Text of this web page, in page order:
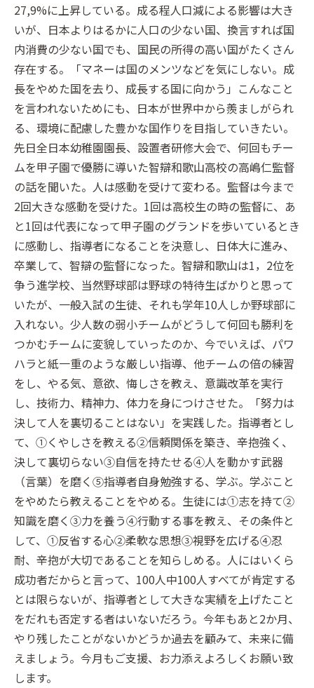
27,9%に上昇している。成る程人口減による影響は大き
いが、日本よりはるかに人口の少ない国、換言すれば国
内消費の少ない国でも、国民の所得の高い国がたくさん
存在する。「マネーは国のメンツなどを気にしない。成
長をやめた国を去り、成長する国に向かう」こんなこと
を言われないためにも、日本が世界中から羨ましがられ
る、環境に配慮した豊かな国作りを目指していきたい。
先日全日本幼稚園園長、設置者研修大会で、何回もチー
ムを甲子園で優勝に導いた智辯和歌山高校の高嶋仁監督
の話を聞いた。人は感動を受けて変わる。監督は今まで
2回大きな感動を受けた。1回は高校生の時の監督に、あ
と1回は代表になって甲子園のグランドを歩いているとき
に感動し、指導者になることを決意し、日体大に進み、
卒業して、智辯の監督になった。智辯和歌山は1，2位を
争う進学校、当然野球部は野球の特待生ばかりと思って
いたが、一般入試の生徒、それも学年10人しか野球部に
入れない。少人数の弱小チームがどうして何回も勝利を
つかむチームに変貌していったのか、今でいえば、パワ
ハラと紙一重のような厳しい指導、他チームの倍の練習
をし、やる気、意欲、悔しさを教え、意識改革を実行
し、技術力、精神力、体力を身につけさせた。「努力は
決して人を裏切ることはない」を実践した。指導者とし
て、①くやしさを教える②信頼関係を築き、辛抱強く、
決して裏切らない③自信を持たせる④人を動かす武器
（言葉）を磨く⑤指導者自身勉強する、学ぶ。学ぶこと
をやめたら教えることをやめる。生徒には①志を持て②
知識を磨く③力を養う④行動する事を教え、その条件と
して、①反省する心②柔軟な思想③視野を広げる④忍
耐、辛抱が大切であることを知らしめる。人にはいくら
成功者だからと言って、100人中100人すべてが肯定する
とは限らないが、指導者として大きな実績を上げたこと
をだれも否定する者はいないだろう。今年もあと2か月、
やり残したことがないかどうか過去を顧みて、未来に備
えましょう。今月もご支援、お力添えよろしくお願い致
します。